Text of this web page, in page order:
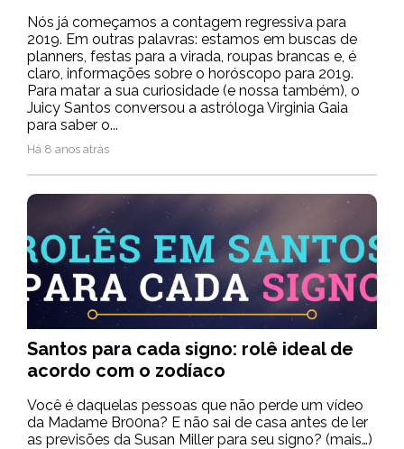
Nós já começamos a contagem regressiva para
2019. Em outras palavras: estamos em buscas de
planners, festas para a virada, roupas brancas e, é
claro, informações sobre o horóscopo para 2019.
Para matar a sua curiosidade (e nossa também), o
Juicy Santos conversou a astróloga Virginia Gaia
para saber o...
Há 8 anos atrás
Santos para cada signo: rolê ideal de
acordo com o zodíaco
Você é daquelas pessoas que não perde um vídeo
da Madame Br00na? E não sai de casa antes de ler
as previsões da Susan Miller para seu signo? (mais…)